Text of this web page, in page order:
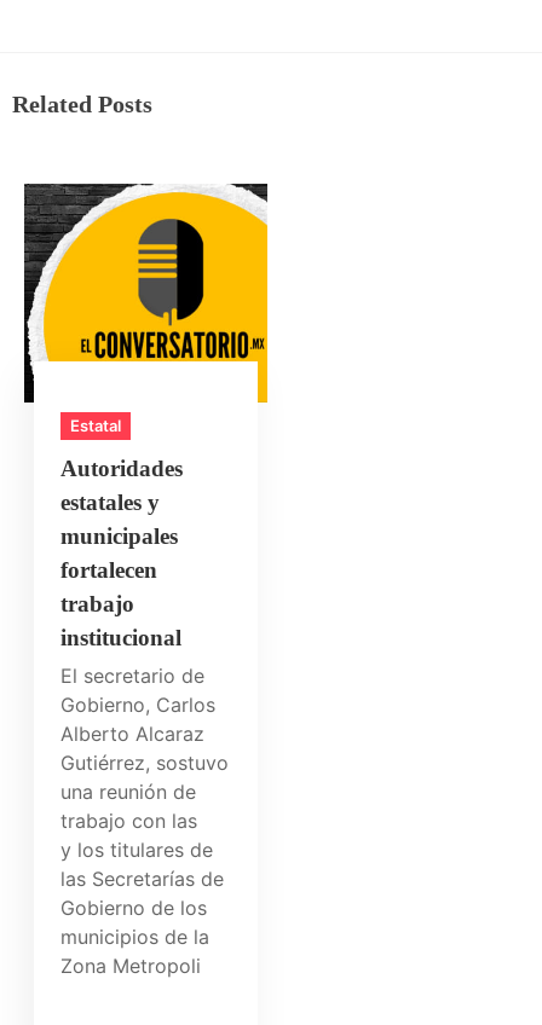
Related Posts
Estatal
Autoridades
estatales y
municipales
fortalecen
trabajo
institucional
El secretario de
Gobierno, Carlos
Alberto Alcaraz
Gutiérrez, sostuvo
una reunión de
trabajo con las
y los titulares de
las Secretarías de
Gobierno de los
municipios de la
Zona Metropoli